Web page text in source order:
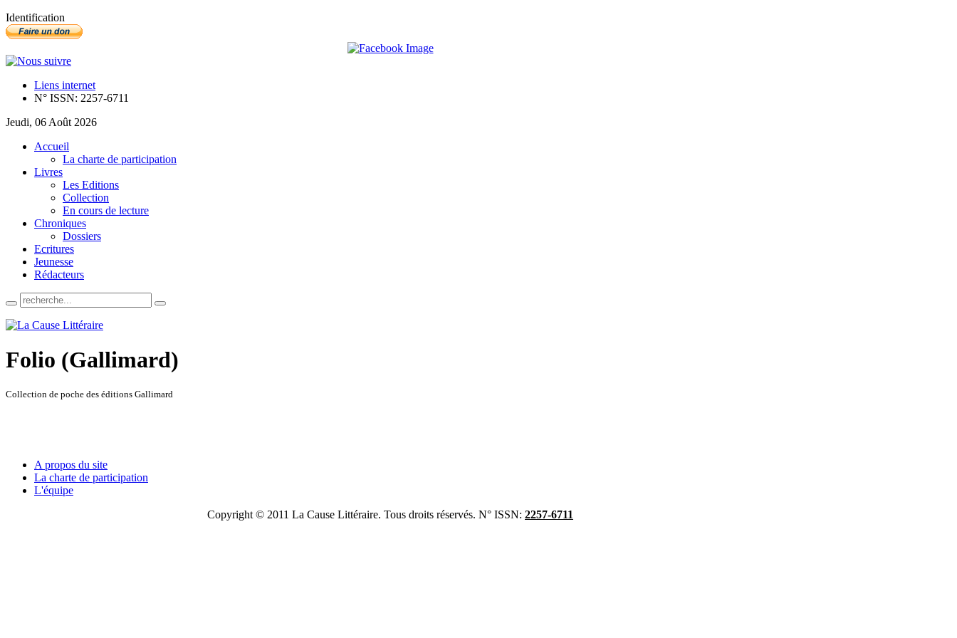
Identification
Liens internet
N° ISSN: 2257-6711
Jeudi, 06 Août 2026
Accueil
La charte de participation
Livres
Les Editions
Collection
En cours de lecture
Chroniques
Dossiers
Ecritures
Jeunesse
Rédacteurs
Folio (Gallimard)
Collection de poche des éditions Gallimard
A propos du site
La charte de participation
L'équipe
Copyright © 2011 La Cause Littéraire. Tous droits réservés. N° ISSN: 2257-6711